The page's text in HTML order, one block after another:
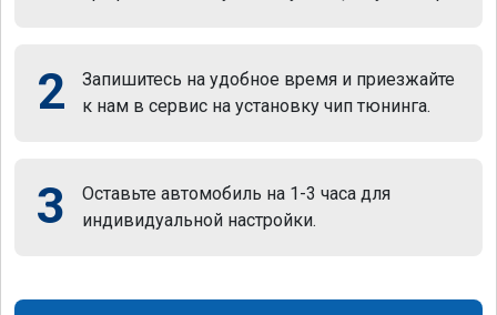
2
Запишитесь на удобное время и приезжайте
к нам в сервис на установку чип тюнинга.
3
Оставьте автомобиль на 1-3 часа для
индивидуальной настройки.